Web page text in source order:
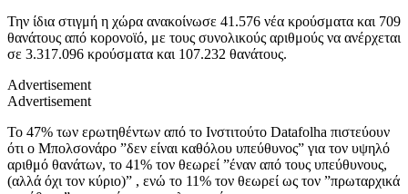
Την ίδια στιγμή η χώρα ανακοίνωσε 41.576 νέα κρούσματα και 709
θανάτους από κορονοϊό, με τους συνολικούς αριθμούς να ανέρχεται
σε 3.317.096 κρούσματα και 107.232 θανάτους.
Advertisement
Advertisement
Το 47% των ερωτηθέντων από το Ινστιτούτο Datafolha πιστεύουν
ότι ο Μπολσονάρο ”δεν είναι καθόλου υπεύθυνος” για τον υψηλό
αριθμό θανάτων, το 41% τον θεωρεί ”έναν από τους υπεύθυνους,
(αλλά όχι τον κύριο)” , ενώ το 11% τον θεωρεί ως τον ”πρωταρχικά